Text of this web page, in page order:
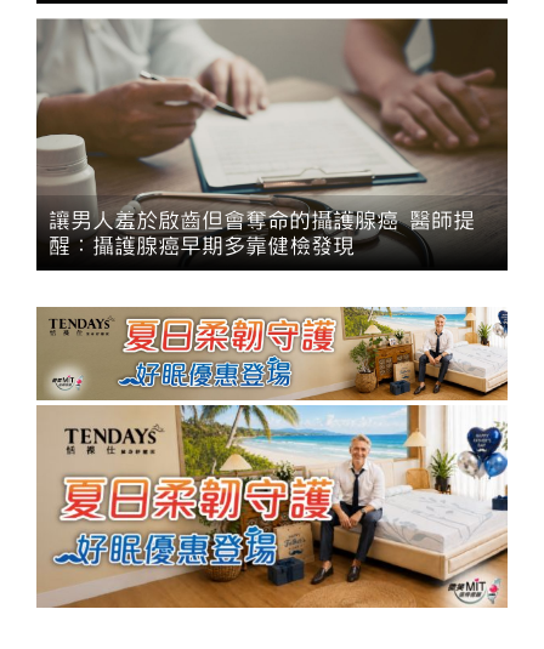
讓男人羞於啟齒但會奪命的攝護腺癌 醫師提
醒：攝護腺癌早期多靠健檢發現